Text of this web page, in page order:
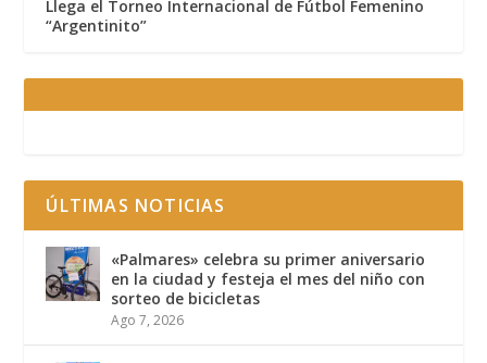
Llega el Torneo Internacional de Fútbol Femenino
“Argentinito”
ÚLTIMAS NOTICIAS
«Palmares» celebra su primer aniversario
en la ciudad y festeja el mes del niño con
sorteo de bicicletas
Ago 7, 2026